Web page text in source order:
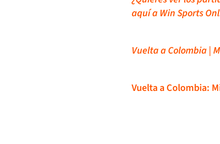
aquí a Win Sports
Vuelta a Colombia |
Vuelta a Colombia: